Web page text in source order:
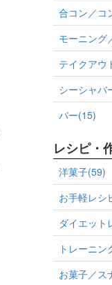
合コン／コ
モーニング
テイクアウ
シーシャバ
バー(15)
レシピ・
洋菓子(59)
お手軽レシ
ダイエット
トレーニ
お菓子／ス